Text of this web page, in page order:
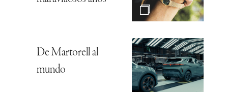
De Martorell al
mundo